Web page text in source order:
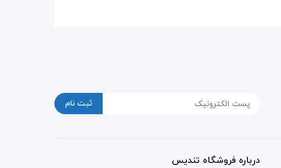
ثبت نام
درباره فروشگاه تندیس